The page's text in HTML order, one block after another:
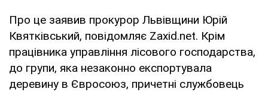
Про це заявив прокурор Львівщини Юрій
Квятківський, повідомляє Zaxid.net. Крім
працівника управління лісового господарства,
до групи, яка незаконно експортувала
деревину в Євросоюз, причетні службовець